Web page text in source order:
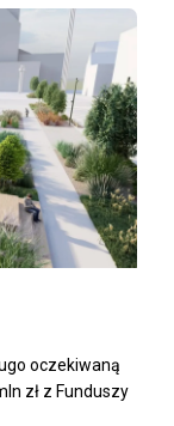
oczekiwaną
zł z Funduszy